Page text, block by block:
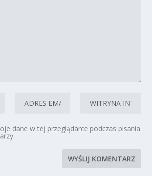
dane w tej przeglądarce podczas pisania